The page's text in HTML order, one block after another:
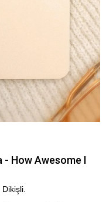
- How Awesome I